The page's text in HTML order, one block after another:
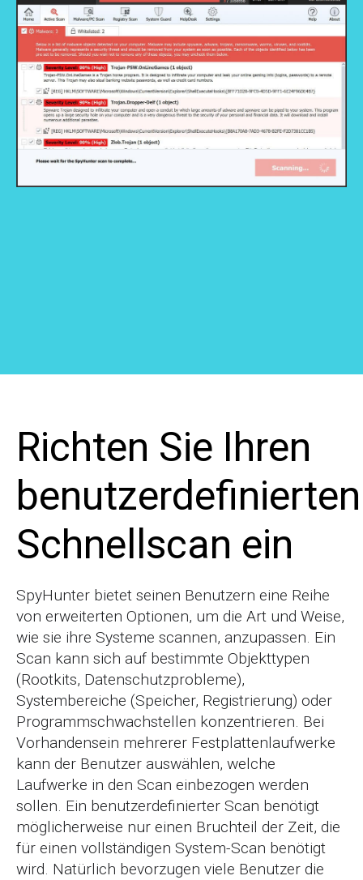
Richten Sie Ihren
benutzerdefinierten
Schnellscan ein
SpyHunter bietet seinen Benutzern eine Reihe
von erweiterten Optionen, um die Art und Weise,
wie sie ihre Systeme scannen, anzupassen. Ein
Scan kann sich auf bestimmte Objekttypen
(Rootkits, Datenschutzprobleme),
Systembereiche (Speicher, Registrierung) oder
Programmschwachstellen konzentrieren. Bei
Vorhandensein mehrerer Festplattenlaufwerke
kann der Benutzer auswählen, welche
Laufwerke in den Scan einbezogen werden
sollen. Ein benutzerdefinierter Scan benötigt
möglicherweise nur einen Bruchteil der Zeit, die
für einen vollständigen System-Scan benötigt
wird. Natürlich bevorzugen viele Benutzer die